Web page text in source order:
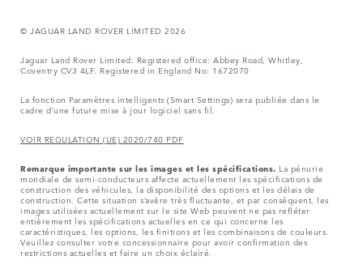
© JAGUAR LAND ROVER LIMITED 2026
Jaguar Land Rover Limited: Registered office: Abbey Road, Whitley,
Coventry CV3 4LF. Registered in England No: 1672070
La fonction Paramètres intelligents (Smart Settings) sera publiée dans le
cadre d’une future mise à jour logiciel sans fil.
VOIR REGULATION (UE) 2020/740 PDF
Remarque importante sur les images et les spécifications. La pénurie
mondiale de semi-conducteurs affecte actuellement les spécifications de
construction des véhicules, la disponibilité des options et les délais de
construction. Cette situation s’avère très fluctuante, et par conséquent, les
images utilisées actuellement sur le site Web peuvent ne pas refléter
entièrement les spécifications actuelles en ce qui concerne les
caractéristiques, les options, les finitions et les combinaisons de couleurs.
Veuillez consulter votre concessionnaire pour avoir confirmation des
restrictions actuelles et faire un choix éclairé.